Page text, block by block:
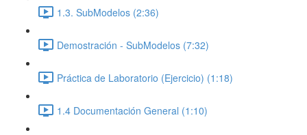
1.3. SubModelos (2:36)
Demostración - SubModelos (7:32)
Práctica de Laboratorio (Ejercicio) (1:18)
1.4 Documentación General (1:10)